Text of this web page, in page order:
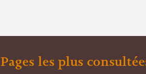
Pages les plus